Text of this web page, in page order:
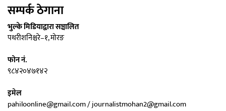
सम्पर्क ठेगाना
भुल्के मिडियाद्वारा सञ्चालित
पथरीशनिश्चरे–१, मोरङ
फोन नं.
९८४२०४७१४२
इमेल
pahiloonline@gmail.com / journalistmohan2@gmail.com